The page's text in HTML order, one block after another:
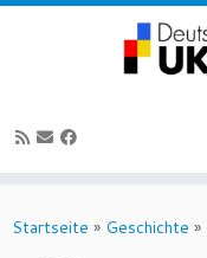
Inhalt
Startseite » Geschichte »